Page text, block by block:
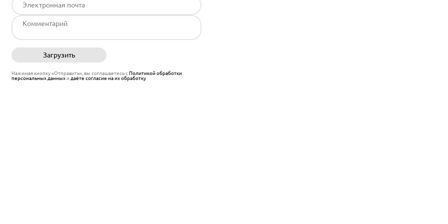
Загрузить
Нажимая кнопку «Отправить», вы соглашаетесь сПолитикой обработки
персональных данныхи даёте согласие на их обработку